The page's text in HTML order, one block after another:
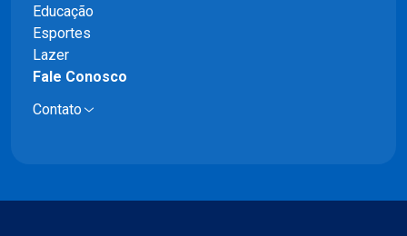
Educação
Esportes
Lazer
Fale Conosco
Contato